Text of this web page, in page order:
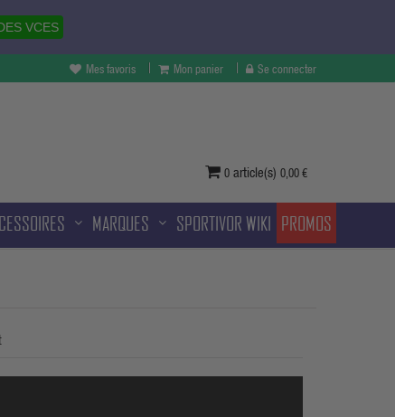
VCES
à Melun et sans fraisMes favoris Mon panier Se connecter
0 article(s) 0,00 €
MARQUES SPORTIVOR WIKI PROMOS